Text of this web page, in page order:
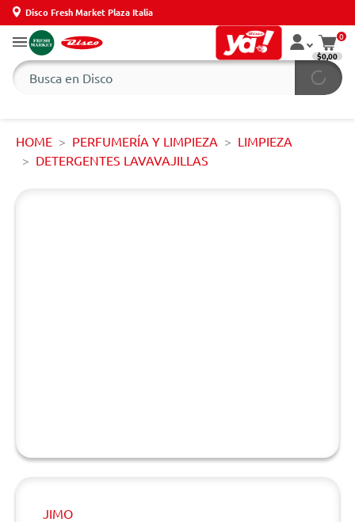
Disco Fresh Market Plaza Italia
0
$0,00
HOME PERFUMERÍA Y LIMPIEZA
LIMPIEZA
DETERGENTES LAVAVAJILLAS
JIMO